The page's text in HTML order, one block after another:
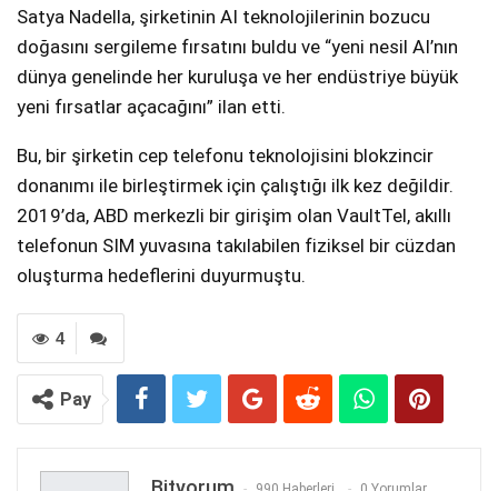
Satya Nadella, şirketinin AI teknolojilerinin bozucu
doğasını sergileme fırsatını buldu ve “yeni nesil AI’nın
dünya genelinde her kuruluşa ve her endüstriye büyük
yeni fırsatlar açacağını” ilan etti.
Bu, bir şirketin cep telefonu teknolojisini blokzincir
donanımı ile birleştirmek için çalıştığı ilk kez değildir.
2019’da, ABD merkezli bir girişim olan VaultTel, akıllı
telefonun SIM yuvasına takılabilen fiziksel bir cüzdan
oluşturma hedeflerini duyurmuştu.
4
Pay